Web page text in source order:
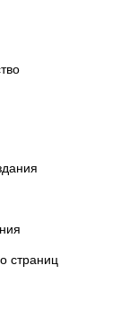
страниц